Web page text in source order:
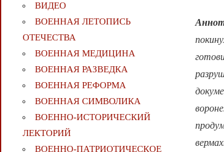
ВИДЕО
ВОЕННАЯ ЛЕТОПИСЬ
ОТЕЧЕСТВА
ВОЕННАЯ МЕДИЦИНА
ВОЕННАЯ РАЗВЕДКА
ВОЕННАЯ РЕФОРМА
ВОЕННАЯ СИМВОЛИКА
ВОЕННО-ИСТОРИЧЕСКИЙ
ЛЕКТОРИЙ
ВОЕННО-ПАТРИОТИЧЕСКОЕ